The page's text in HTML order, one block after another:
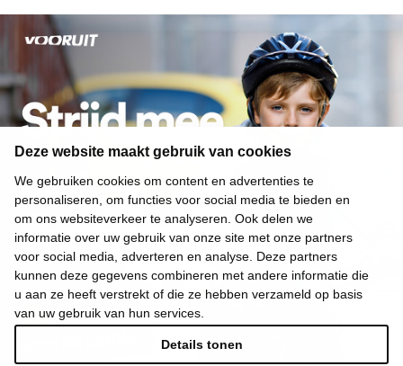
Deze website maakt gebruik van cookies
We gebruiken cookies om content en advertenties te
personaliseren, om functies voor social media te bieden en
om ons websiteverkeer te analyseren. Ook delen we
informatie over uw gebruik van onze site met onze partners
voor social media, adverteren en analyse. Deze partners
kunnen deze gegevens combineren met andere informatie die
u aan ze heeft verstrekt of die ze hebben verzameld op basis
van uw gebruik van hun services.
Details tonen